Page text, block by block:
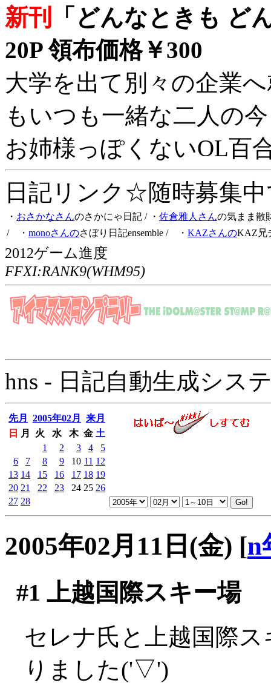
新刊
「どんなときも ど
20P 領布価格￥300
大学を出て別々の企業
もいつも一緒な二人の
お姉様っぽくないOL百
日記リンク☆随時募集
・ おさかなさんのさかにゃ日記 / ・ 佐倉雅人さんの気まま散
/ ・ monoさんのさぼり日記ensemble / ・ KAZさんのKAZ兄
2012ゲーム進度
FFXI:RANK9(WHM95)
hns - 日記自動生成シス
先月 2005年02月
来月
日
月 火 水 木 金 土
1
2 3 4
5
6
7 8 9 10 11 12
13 14 15 16 17 18 19
20 21 22 23 24 25 26
27 28
2005年02月11日(金) [n
#1 上越国際スキー場
セレナ氏と上越国際
りました('▽')